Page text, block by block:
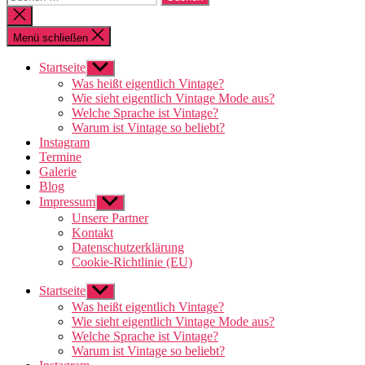
nach:
Suche
schließen
Menü schließen
Startseite Untermenü
anzeigen
Was heißt eigentlich Vintage?
Wie sieht eigentlich Vintage Mode aus?
Welche Sprache ist Vintage?
Warum ist Vintage so beliebt?
Instagram
Termine
Galerie
Blog
Impressum Untermenü
anzeigen
Unsere Partner
Kontakt
Datenschutzerklärung
Cookie-Richtlinie (EU)
Startseite Untermenü
anzeigen
Was heißt eigentlich Vintage?
Wie sieht eigentlich Vintage Mode aus?
Welche Sprache ist Vintage?
Warum ist Vintage so beliebt?